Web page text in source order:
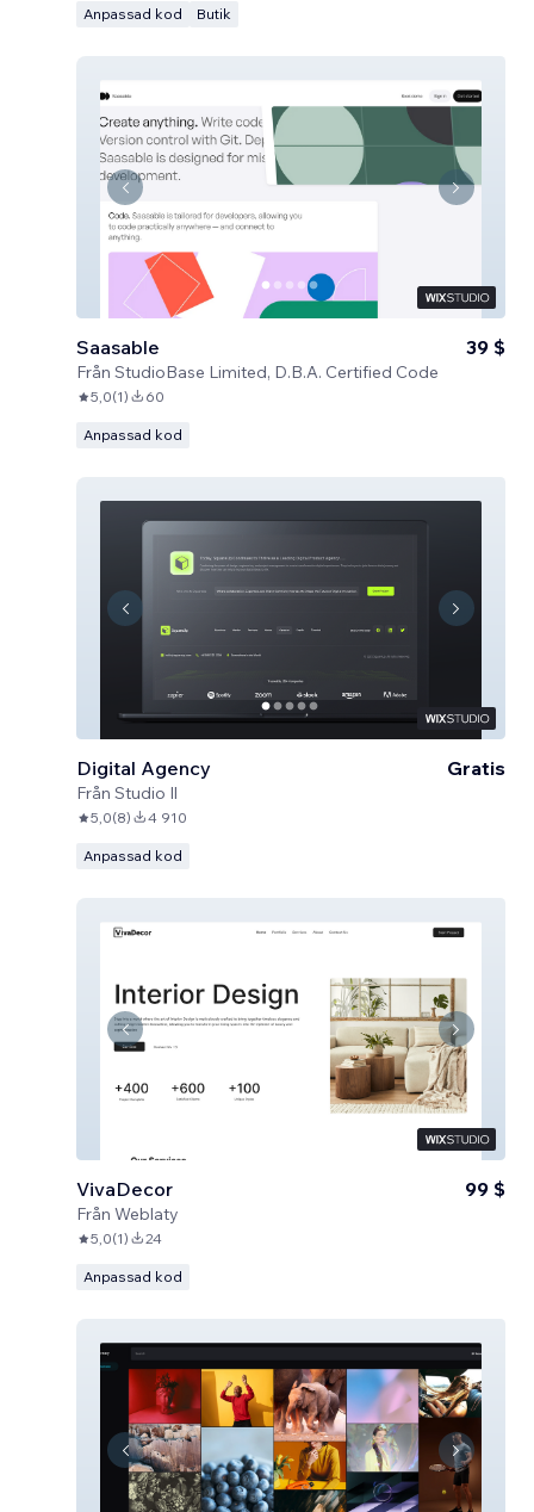
Anpassad kod Butik
Saasable
Från StudioBase Limited, D.B.A. Certified Code
39 $
5,0(1) 60
Anpassad kod
Digital Agency
Från Studio Il
Gratis
5,0(8) 4 910
Anpassad kod
VivaDecor
Från Weblaty
99 $
5,0(1) 24
Anpassad kod